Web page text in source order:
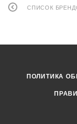
СПИСОК
ПОЛИТИКА